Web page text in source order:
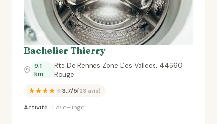
Bachelier Thierry
9.1
km
Rte De Rennes Zone Des Vallees, 44660
Rouge
★★★★★3.7/5(23 avis)
Activité : Lave-linge